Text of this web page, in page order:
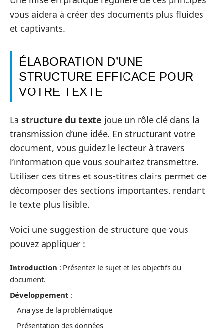
vous aidera à créer des documents plus fluides
et captivants.
ÉLABORATION D’UNE
STRUCTURE EFFICACE POUR
VOTRE TEXTE
La structure du texte joue un rôle clé dans la
transmission d’une idée. En structurant votre
document, vous guidez le lecteur à travers
l’information que vous souhaitez transmettre.
Utiliser des titres et sous-titres clairs permet de
décomposer des sections importantes, rendant
le texte plus lisible.
Voici une suggestion de structure que vous
pouvez appliquer :
Introduction : Présentez le sujet et les objectifs du
document.
Développement :
Analyse de la problématique
Présentation des données